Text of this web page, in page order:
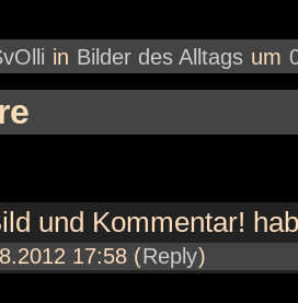
in Bilder des Alltags um
und Kommentar!
17:58 (Reply)